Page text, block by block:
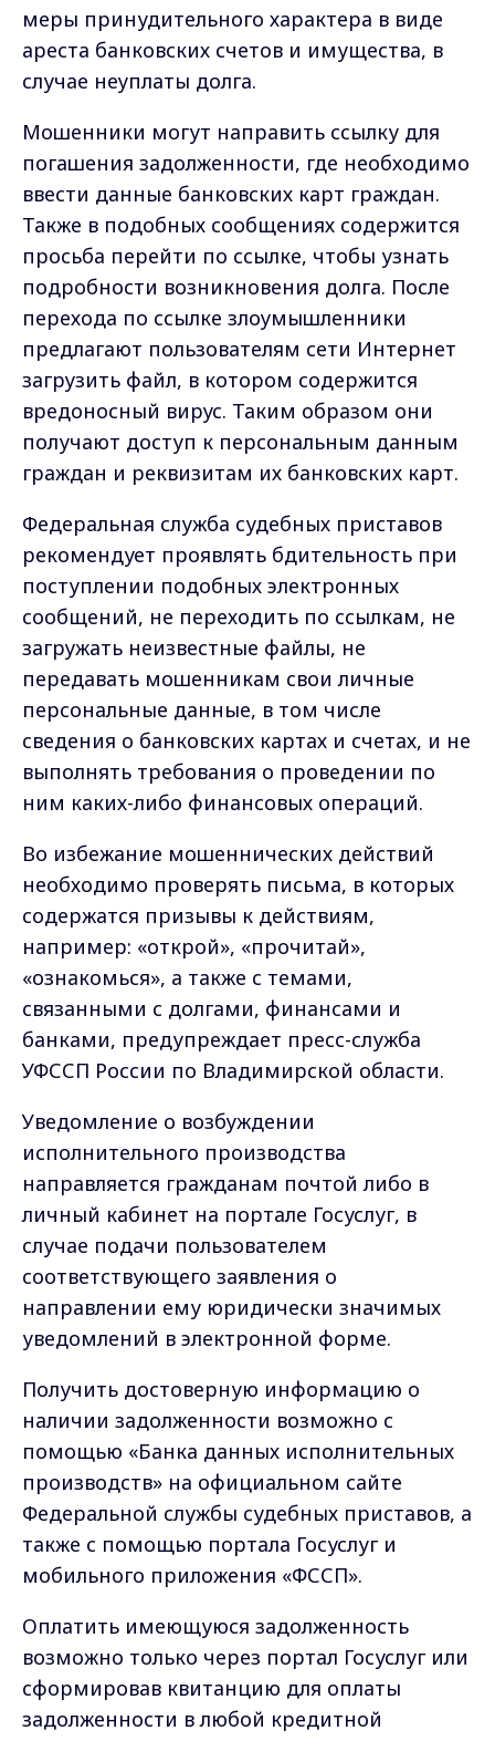
меры принудительного характера в виде
ареста банковских счетов и имущества, в
случае неуплаты долга.
Мошенники могут направить ссылку для
погашения задолженности, где необходимо
ввести данные банковских карт граждан.
Также в подобных сообщениях содержится
просьба перейти по ссылке, чтобы узнать
подробности возникновения долга. После
перехода по ссылке злоумышленники
предлагают пользователям сети Интернет
загрузить файл, в котором содержится
вредоносный вирус. Таким образом они
получают доступ к персональным данным
граждан и реквизитам их банковских карт.
Федеральная служба судебных приставов
рекомендует проявлять бдительность при
поступлении подобных электронных
сообщений, не переходить по ссылкам, не
загружать неизвестные файлы, не
передавать мошенникам свои личные
персональные данные, в том числе
сведения о банковских картах и счетах, и не
выполнять требования о проведении по
ним каких-либо финансовых операций.
Во избежание мошеннических действий
необходимо проверять письма, в которых
содержатся призывы к действиям,
например: «открой», «прочитай»,
«ознакомься», а также с темами,
связанными с долгами, финансами и
банками, предупреждает пресс-служба
УФССП России по Владимирской области.
Уведомление о возбуждении
исполнительного производства
направляется гражданам почтой либо в
личный кабинет на портале Госуслуг, в
случае подачи пользователем
соответствующего заявления о
направлении ему юридически значимых
уведомлений в электронной форме.
Получить достоверную информацию о
наличии задолженности возможно с
помощью «Банка данных исполнительных
производств» на официальном сайте
Федеральной службы судебных приставов, а
также с помощью портала Госуслуг и
мобильного приложения «ФССП».
Оплатить имеющуюся задолженность
возможно только через портал Госуслуг или
сформировав квитанцию для оплаты
задолженности в любой кредитной